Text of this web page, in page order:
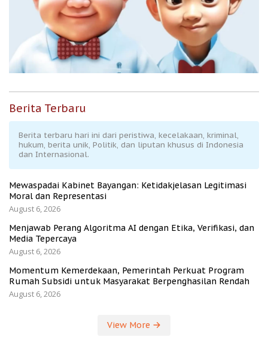
Berita Terbaru
Berita terbaru hari ini dari peristiwa, kecelakaan, kriminal,
hukum, berita unik, Politik, dan liputan khusus di Indonesia
dan Internasional.
Mewaspadai Kabinet Bayangan: Ketidakjelasan Legitimasi
Moral dan Representasi
August 6, 2026
Menjawab Perang Algoritma AI dengan Etika, Verifikasi, dan
Media Tepercaya
August 6, 2026
Momentum Kemerdekaan, Pemerintah Perkuat Program
Rumah Subsidi untuk Masyarakat Berpenghasilan Rendah
August 6, 2026
View More